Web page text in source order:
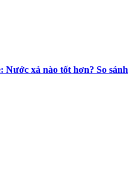
Nước xả nào tốt hơn? So sánh